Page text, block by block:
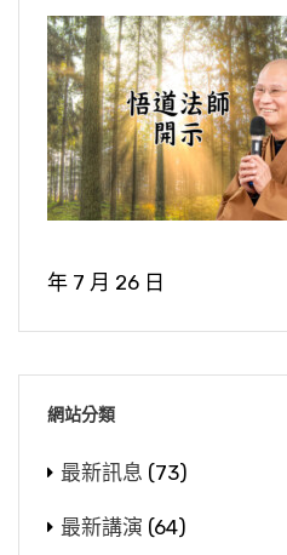
所以《太上感應篇》講
順」，柔順是女子之德，
分，不是那個意思。所以
親，就是一個代表。實在
化，對女眾是最尊重、最
講，教女兒比教兒子重要
天職是有教養的責任，母
是第一個有責任，因為孩
統是吸收母親的一言一行
以母親是孩子第一任的老
以中國古聖先賢重視胎教
心盡力去衛護。所以這一
們佛弟子，出家人（四眾
頭衛護寺院，要衛護。我
年，我們看《印光大師文
年政府有一些人提倡說寺
改做什麼，或者沒收，說
有從事生產，要收歸國
都出面去陳情，像諦閑法
和尚，當代的高僧大德，
樣做。
在《虛雲老和尚年譜》
懂得佛教，認為佛教是迷
女人。所以一生不親自跟
為說法。
在現代，跟女眾保持一
我是看到果清律師。我前
他是住持，他退位了，交
個時候去參加的佛教寺院
有，我也接受邀請去參
是看你的僧臘、戒臘，他
排，這也是我們要學習的
呼。有一個老比丘尼很老
以他守這個，他也很嚴謹
是按照懺公他們的規矩，
者，當痛以為戒。」】
蓮池大師就讚歎玄鑒
時，因為玄鑒法師他是唐
是明朝時代的人，這個當
時』，就是蓮池大師那個
是招待這些工人勞役。
腥』，因為在做工程，必
是魚、肉，葷菜是五辛，
一類五辛叫葷。腥就是雞
而且吃肉。『至於豎棟安
年 7 月 26 日
網站分類
最新訊息 (73)
最新講演 (64)